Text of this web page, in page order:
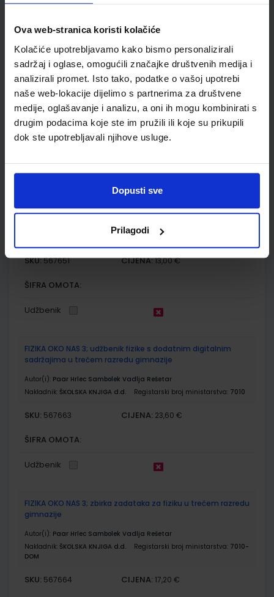
Ova web-stranica koristi kolačiće
Kolačiće upotrebljavamo kako bismo personalizirali
sadržaj i oglase, omogućili značajke društvenih medija i
analizirali promet. Isto tako, podatke o vašoj upotrebi
naše web-lokacije dijelimo s partnerima za društvene
medije, oglašavanje i analizu, a oni ih mogu kombinirati s
drugim podacima koje ste im pružili ili koje su prikupili
dok ste upotrebljavali njihove usluge.
Dopusti sve
Prilagodi
BIOLOGIJA 3; udžbenik iz biologije za treći razred gimnazije
Autor(i): Petra Korać Sunčica Remenar Valerija Begić
Nakladnik:ALFA d.d. Registarski broj ministarstva:6479
SKU:567650 CIJENA:21,00 €
ŠIFRA OMOTA:
BIOLOGIJA 3; radna bilježnica iz biologije za treći razred
Registarski broj ministarstva:
SKU:567651 CIJENA:13,00 €
ŠIFRA OMOTA:
Udžbenik
FIZIKA OKO NAS 3; udžbenik fizike s dodatnim digitalnim
sadržajima u trećem razredu gimnazije
Autor(i): Paar Hrlec Sambolek Vadlja Rešetar
Nakladnik: ŠKOLSKA KNJIGA d.d. Registarski broj ministarstva: 7010
SKU: 567663 CIJENA: 23,60 €
ŠIFRA OMOTA:
Udžbenik
FIZIKA OKO NAS 3; zbirka zadataka za fiziku u trećem razredu
gimnazije
Autor(i): Paar Hrlec Sambolek Vadlja Rešetar
Nakladnik: ŠKOLSKA KNJIGA d.d. Registarski broj ministarstva: 7010-
DOM
SKU: 567664 CIJENA: 17,20 €